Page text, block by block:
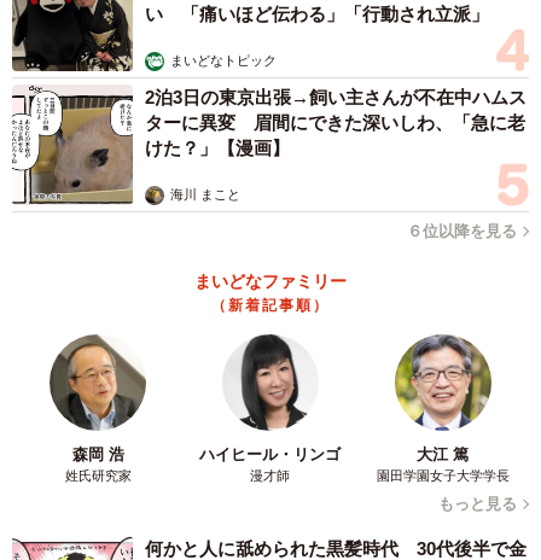
プなのですが、その日はいつまで経っても小屋から出てき
ませんでした。『あれ？ 何かおかしいな』と思ったのが最
初の違和感でした」
その日、飼い主さんは帰宅する6時間以上前に猫に触れてい
たといいます。これまでも猫に触ってから帰宅したことは
ありましたが、手を洗えば特に反応されたことはありませ
「その日は、ほかのお宅の猫ちゃんの傷の消毒をお手伝い
するために抱っこしていました。服に猫のにおいが強く残
っていたのだと思います。モンテくんが反応したのは、そ
のにおいが原因だったのではないかと考えています」
現在、飼い主さんの家ではラットを2匹飼育しています。と
ころが、いつも真っ先に出てくるモンテくんだけが、小屋
の奥からなかなか出てこなかったそうです。
い 「痛いほど伝わる」「行動され立派」
まいどなトピック
2泊3日の東京出張→飼い主さんが不在中ハムス
ターに異変 眉間にできた深いしわ、「急に老
けた？」【漫画】
海川 まこと
６位以降を見る
まいどなファミリー
（新着記事順）
森岡 浩
姓氏研究家
ハイヒール・リンゴ
漫才師
大江 篤
園田学園女子大学学長
もっと見る
何かと人に舐められた黒髪時代 30代後半で金